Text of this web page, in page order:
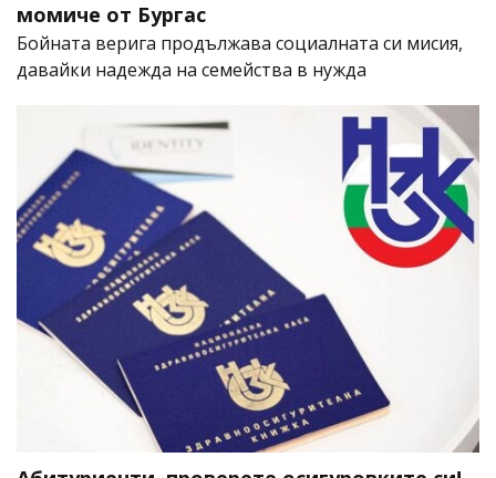
момиче от Бургас
Бойната верига продължава социалната си мисия,
давайки надежда на семейства в нужда